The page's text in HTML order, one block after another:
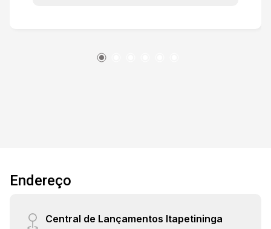
beleza, estúdios ou diversos segmentos
excelente visibilidade, proporcionando
praticidade para morar e ótima exposição para
conveniência, acessibilidade e alto potencial de
Endereço
Central de Lançamentos Itapetininga